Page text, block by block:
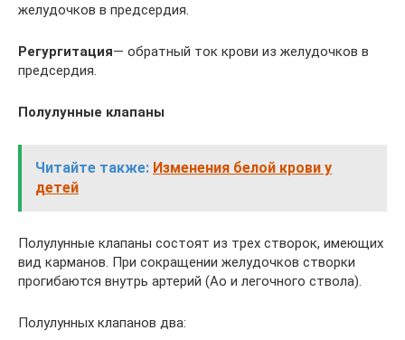
желудочков в предсердия.
Регургитация— обратный ток крови из желудочков в
предсердия.
Полулунные клапаны
Читайте также: Изменения белой крови у
детей
Полулунные клапаны состоят из трех створок, имеющих
вид карманов. При сокращении желудочков створки
прогибаются внутрь артерий (Ао и легочного ствола).
Полулунных клапанов два: